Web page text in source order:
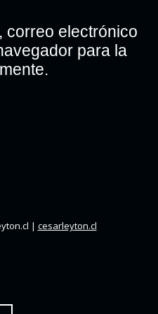
correo electrónico
para la
| cesarleyton.cl